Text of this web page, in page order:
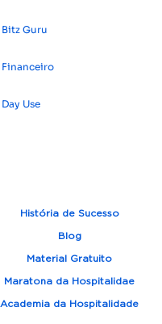
Bitz Guru
Financeiro
Day Use
História de Sucesso
Blog
Material Gratuito
Maratona da Hospitalidae
Academia da Hospitalidade